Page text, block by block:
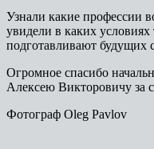
Узнали какие профессии
увидели в каких условиях
подготавливают будущих
Огромное спасибо
Алексею Викторовичу за
Фотограф Oleg Pavlov